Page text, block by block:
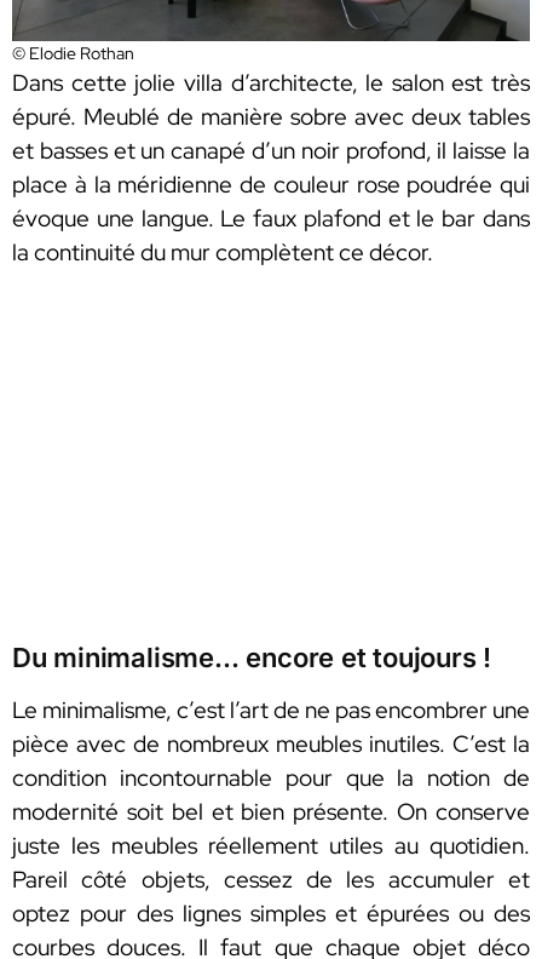
© Elodie Rothan
Dans cette jolie villa d’architecte, le salon est très
épuré. Meublé de manière sobre avec deux tables
et basses et un canapé d’un noir profond, il laisse la
place à la méridienne de couleur rose poudrée qui
évoque une langue. Le faux plafond et le bar dans
la continuité du mur complètent ce décor.
Du minimalisme… encore et toujours !
Le minimalisme, c’est l’art de ne pas encombrer une
pièce avec de nombreux meubles inutiles. C’est la
condition incontournable pour que la notion de
modernité soit bel et bien présente. On conserve
juste les meubles réellement utiles au quotidien.
Pareil côté objets, cessez de les accumuler et
optez pour des lignes simples et épurées ou des
courbes douces. Il faut que chaque objet déco